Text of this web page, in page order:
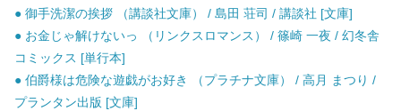
● 御手洗潔の挨拶 （講談社文庫） / 島田 荘司 / 講談社 [文庫]
● お金じゃ解けないっ （リンクスロマンス） / 篠崎 一夜 / 幻冬舎
コミックス [単行本]
● 伯爵様は危険な遊戯がお好き （プラチナ文庫） / 高月 まつり /
プランタン出版 [文庫]